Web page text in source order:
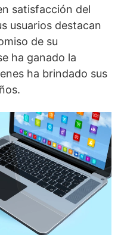
satisfacción del
usuarios destacan
de su
ha ganado la
ha brindado sus